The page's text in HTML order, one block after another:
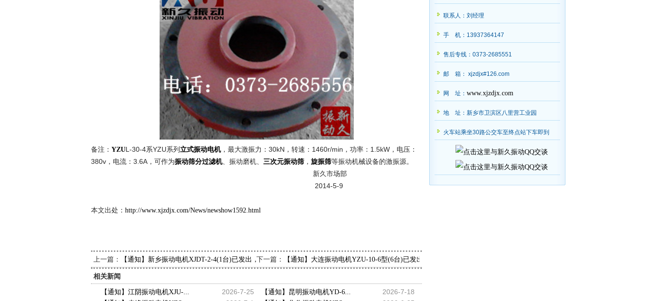
备注： YZUL-30-4系YZU系列 立式振动电机，最大激振力：30kN，转速：1460r/min，功率：1.5kW，电压：
380v，电流：3.6A，可作为振动筛分过滤机、振动磨机、 三次元振动筛 ， 旋振筛等振动机械设备的激振源。
新久市场部
2014-5-9
本文出处： http://www.xjzdjx.com/News/newshow1592.html
上一篇： 【通知】新乡振动电机XJDT-2-4(1台)已发出，请李经理查收
下一篇： 【通知】大连振动电机YZU-10-6型(6台)已发出，请师经理查收
相关新闻
2026-7-25
【通知】江阴振动电机XJU-... 2026-7-18
【通知】昆明振动电机YD-6...
联系人：刘经理
手 机：13937364147
售后专线：0373-2685551
邮 箱： xjzdjx#126.com
网 址： www.xjzdjx.com
地 址：新乡市卫滨区八里营工业园
火车站乘坐30路公交车至终点站下车即到